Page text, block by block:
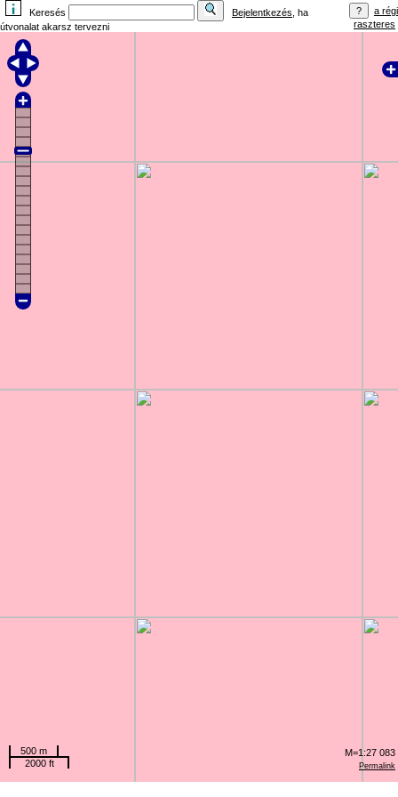
Keresés Bejelentkezés , ha
útvonalat akarsz tervezni
a régi
raszteres
Permalink
500 m
2000 ft
M=1:27 083